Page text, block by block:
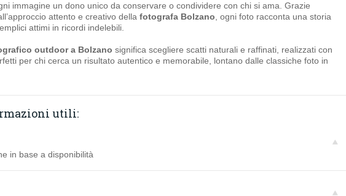
immagine un dono unico da conservare o condividere con chi si ama. Grazie
attento e creativo della fotografa Bolzano , ogni foto racconta una storia
attimi in ricordi indelebili.
outdoor a Bolzano significa scegliere scatti naturali e raffinati, realizzati con
per chi cerca un risultato autentico e memorabile, lontano dalle classiche foto in
utili:
in base a disponibilità